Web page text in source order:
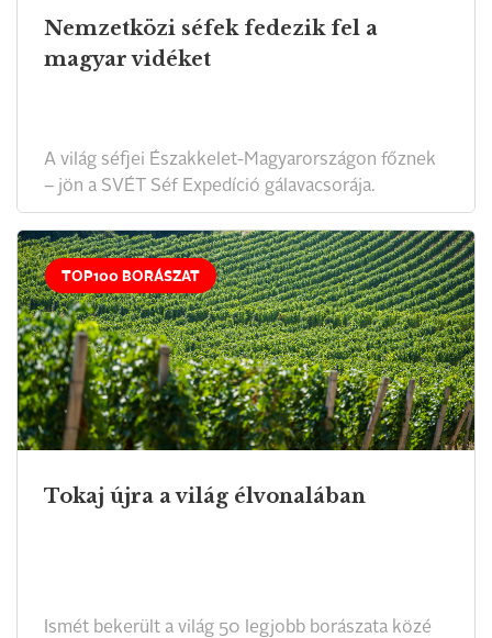
Nemzetközi séfek fedezik fel a
magyar vidéket
A világ séfjei Északkelet-Magyarországon főznek
– jön a SVÉT Séf Expedíció gálavacsorája.
TOP100 BORÁSZAT
Tokaj újra a világ élvonalában
Ismét bekerült a világ 50 legjobb borászata közé